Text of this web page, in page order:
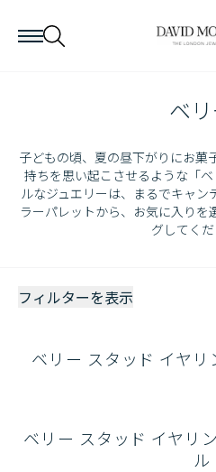
ベ
子どもの頃、夏の昼下がりにお菓
持ちを思い起こさせるような「
ルなジュエリーは、まるでキャン
ラーパレットから、お気に入りを
グしてくだ
フィルターを表示
ベリー スタッド イヤ
ベリー スタッド イヤリ
ル